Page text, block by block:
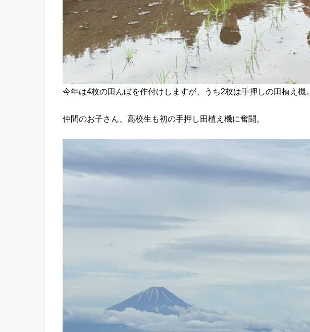
今年は4枚の田んぼを作付けしますが、うち2枚は手押しの田植え機。
仲間のお子さん、高校生も初の手押し田植え機に奮闘。